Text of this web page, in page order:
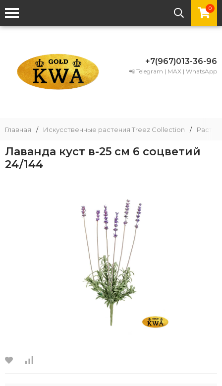
0
+7(967)013-36-96
📲 Telegram | MAX | WhatsApp
Главная / Искусственные растения Treez Collection /
Лаванда куст в-25 см 6 соцветий
24/144